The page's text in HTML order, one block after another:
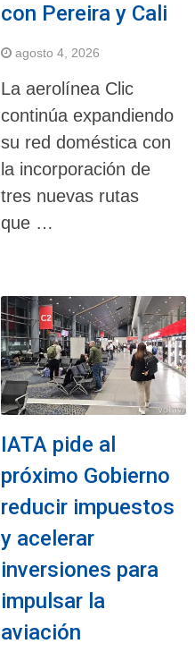
con Pereira y Cali
agosto 4, 2026
La aerolínea Clic
continúa expandiendo
su red doméstica con
la incorporación de
tres nuevas rutas
que …
IATA pide al
próximo Gobierno
reducir impuestos
y acelerar
inversiones para
impulsar la
aviación